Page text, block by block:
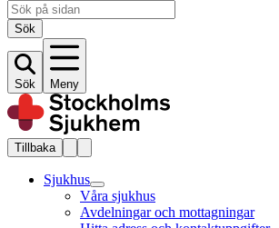
Sök
Sök Meny
Tillbaka
Sjukhus
Våra sjukhus
Avdelningar och mottagningar